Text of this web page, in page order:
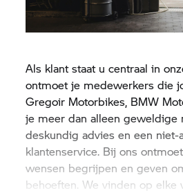
Als klant staat u centraal in
ontmoet je medewerkers die
Gregoir Motorbikes, BMW
je meer dan alleen geweldige
deskundig advies en een niet-
klantenservice. Bij ons
wensen begrijpen en geven
behoeften. We vinden op elke